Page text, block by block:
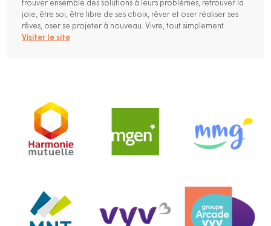
trouver ensemble des solutions à leurs problèmes, retrouver la
joie, être soi, être libre de ses choix, rêver et oser réaliser ses
rêves, oser se projeter à nouveau. Vivre, tout simplement.
Visiter le site